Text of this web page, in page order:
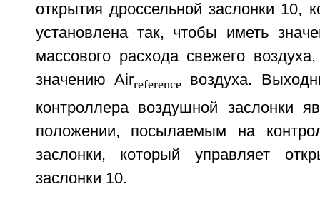
открытия дроссельной заслонки 10,
установлена так, чтобы иметь
массового расхода свежего
значению Airreference
воздуха.
контроллера воздушной заслонки
положении, посылаемым на
заслонки, который управляет
заслонки 10.